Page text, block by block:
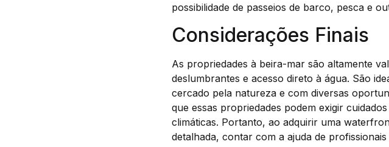
possibilidade de passeios de barco, pesca e
Considerações Finais
As propriedades à beira-mar são altamente
deslumbrantes e acesso direto à água. São
cercado pela natureza e com diversas
que essas propriedades podem exigir
climáticas. Portanto, ao adquirir uma
detalhada, contar com a ajuda de